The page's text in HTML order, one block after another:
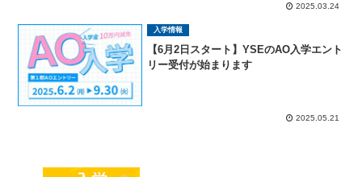
2025.03.24
入学情報
【6月2日スタート】YSEのAO入学エント
リー受付が始まります
2025.05.21